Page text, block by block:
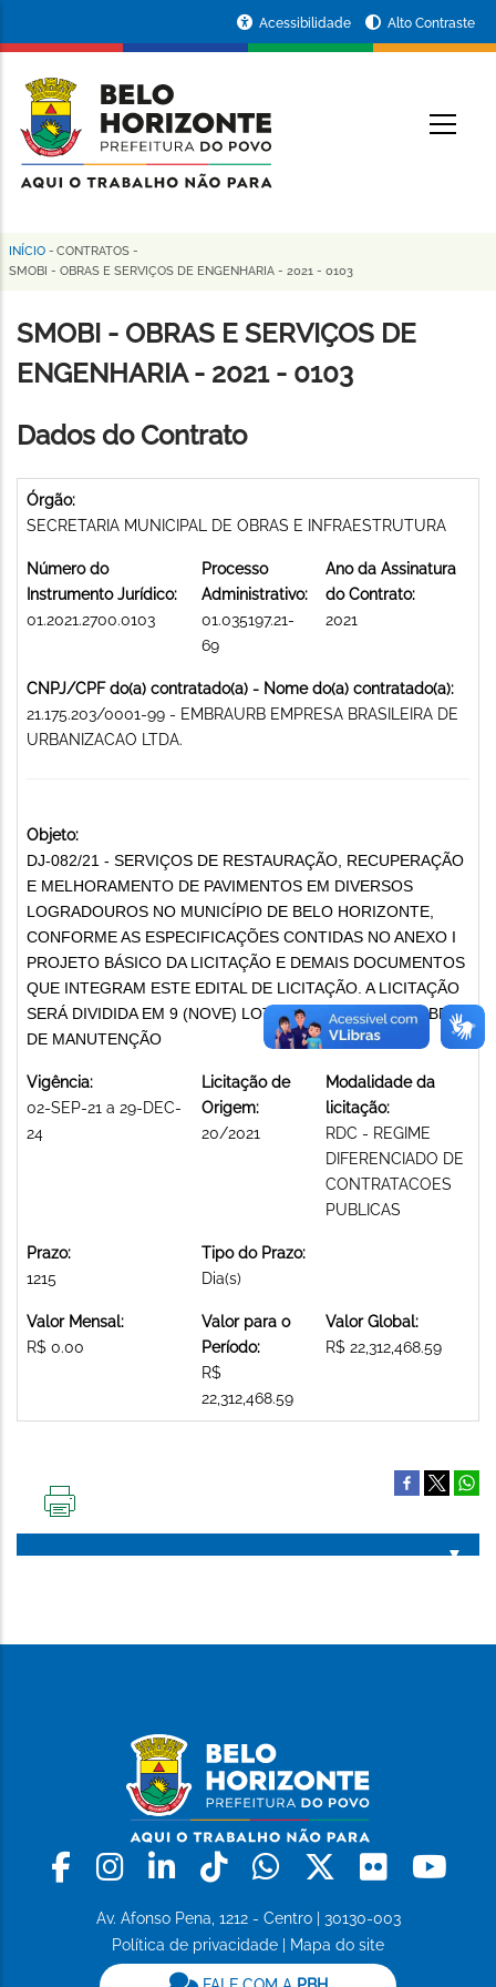
conteúdo
principal
da
Prefeitura
de
Horizonte
Acessibilidade Alto Contraste
Trilha
navegação
INÍCIO - CONTRATOS -
SMOBI - OBRAS E SERVIÇOS DE ENGENHARIA - 2021 - 0103
SMOBI - OBRAS E SERVIÇOS DE
ENGENHARIA - 2021 - 0103
Dados do Contrato
Órgão:
SECRETARIA MUNICIPAL DE OBRAS E INFRAESTRUTURA
Número do
Instrumento Jurídico:
01.2021.2700.0103
Processo
Administrativo:
01.035197.21-
69
Ano da Assinatura
do Contrato:
2021
CNPJ/CPF do(a) contratado(a) - Nome do(a) contratado(a):
21.175.203/0001-99 - EMBRAURB EMPRESA BRASILEIRA DE
URBANIZACAO LTDA.
Objeto:
DJ-082/21 - SERVIÇOS DE RESTAURAÇÃO, RECUPERAÇÃO
E MELHORAMENTO DE PAVIMENTOS EM DIVERSOS
LOGRADOUROS NO MUNICÍPIO DE BELO HORIZONTE,
CONFORME AS ESPECIFICAÇÕES CONTIDAS NO ANEXO I
PROJETO BÁSICO DA LICITAÇÃO E DEMAIS DOCUMENTOS
QUE INTEGRAM ESTE EDITAL DE LICITAÇÃO. A LICITAÇÃO
SERÁ DIVIDIDA EM 9 (NOVE) LOTES. EXECUÇÃO DE OBRAS
DE MANUTENÇÃO
Vigência:
02-SEP-21 a 29-DEC-
24
Licitação de
Origem:
20/2021
Modalidade da
licitação:
RDC - REGIME
DIFERENCIADO DE
CONTRATACOES
PUBLICAS
Prazo:
1215
Tipo do Prazo:
Dia(s)
Valor Mensal:
R$ 0.00
Valor para o
Período:
R$
22,312,468.59
Valor Global:
R$ 22,312,468.59
PÁGINA
Facebook
Instagram
LinkedinTiktokWhatsapp
X Flickr
Av. Afonso Pena, 1212 - Centro | 30130-003
Política de privacidade
Mapa do site